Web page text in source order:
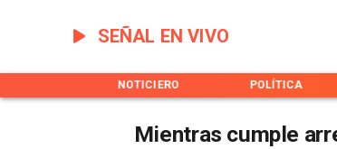
SEÑAL EN VIVO
NOTICIERO POLÍTICA
Mientras cumple